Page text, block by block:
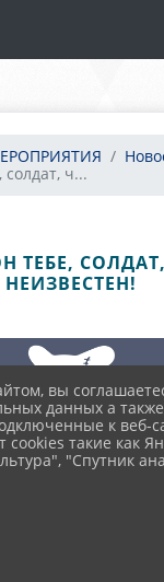
солдат, ч...
ТЕБЕ,
НЕИЗВЕСТЕН!
вы
данных а
к веб-
cookies такие как
"Спутник